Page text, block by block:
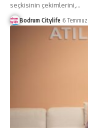
seçkisinin çekimlerini, …
Bodrum Citylife 6